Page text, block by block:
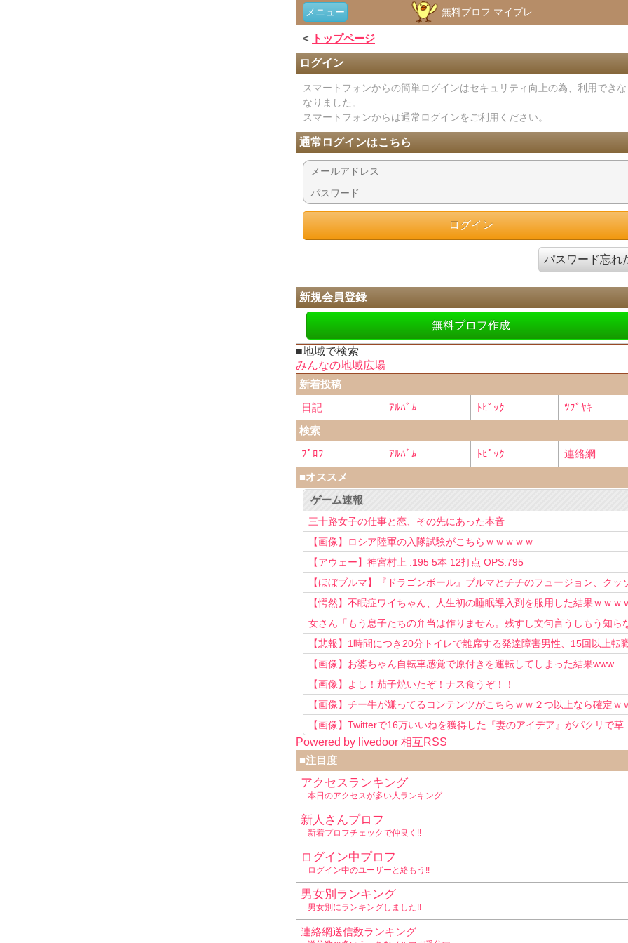
メニュー 無料プロフ マイプレ
< トップページ
ログイン
スマートフォンからの簡単ログインはセキュリティ向上の為、利用でき
なりました。
スマートフォンからは通常ログインをご利用ください。
通常ログインはこちら
パスワード忘れ
新規会員登録
無料プロフ作成
■地域で検索
みんなの地域広場
新着投稿
日記
ｱﾙﾊﾞﾑ ﾄﾋﾟｯｸ
ﾂﾌﾞﾔｷ
検索
ﾌﾟﾛﾌ
ｱﾙﾊﾞﾑ ﾄﾋﾟｯｸ
連絡網
■オススメ
ゲーム速報
三十路女子の仕事と恋、その先にあった本音
【画像】ロシア陸軍の入隊試験がこちらｗｗｗｗｗ
【アウェー】神宮村上 .195 5本 12打点 OPS.795
【ほぼブルマ】『ドラゴンボール』ブルマとチチのフュージョン、クッ
可愛すぎるwwwwwww
【愕然】不眠症ワイちゃん、人生初の睡眠導入剤を服用した結果ｗｗｗ
女さん「もう息子たちの弁当は作りません。残すし文句言うしもう知ら
い！」
【悲報】1時間につき20分トイレで離席する発達障害男性、15回以上転
を重ねてしまう
【画像】お婆ちゃん自転車感覚で原付きを運転してしまった結果www
【画像】よし！茄子焼いたぞ！ナス食うぞ！！
【画像】チー牛が嫌ってるコンテンツがこちらｗｗ２つ以上なら確定ｗ
【画像】Twitterで16万いいねを獲得した『妻のアイデア』がパクリで草
www
Powered by livedoor 相互RSS
■注目度
アクセスランキング
本日のアクセスが多い人ランキング
新人さんプロフ
新着プロフチェックで仲良く!!
ログイン中プロフ
ログイン中のユーザーと絡もう!!
男女別ランキング
男女別にランキングしました!!
連絡網送信数ランキング